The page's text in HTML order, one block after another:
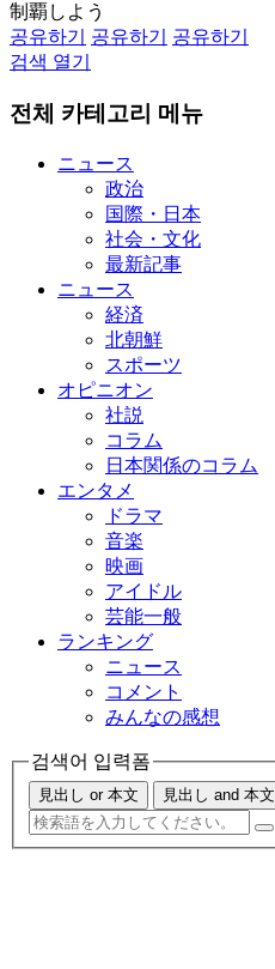
制覇しよう
공유하기
공유하기
공유하기
검색 열기
전체 카테고리 메뉴
ニュース
政治
国際・日本
社会・文化
最新記事
ニュース
経済
北朝鮮
スポーツ
オピニオン
社説
コラム
日本関係のコラム
エンタメ
ドラマ
音楽
映画
アイドル
芸能一般
ランキング
ニュース
コメント
みんなの感想
검색어 입력폼
見出し or 本文 見出し and 本文